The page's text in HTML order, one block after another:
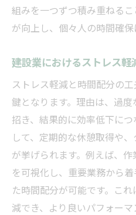
建設業の申請作業
建設業手続きの見
自分の時間を守る建設
建設業の時間管理
建設業現場で実践
法
建設業に役立つシ
建設業の残業削減
建設業の繁忙期対
建設業の時間管理
組みを一つずつ積み重ねる
が向上し、個々人の時間確保
建設業におけるストレス
ストレス軽減と時間配分の
鍵となります。理由は、過
招き、結果的に効率低下に
して、定期的な休憩取得や
が挙げられます。例えば、
を可視化し、重要業務から
た時間配分が可能です。こ
減でき、より良いパフォーマ